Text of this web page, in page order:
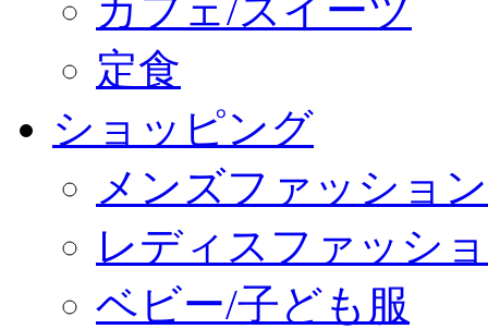
カフェ/スイーツ
定食
ショッピング
メンズファッション
レディスファッシ
ベビー/子ども服